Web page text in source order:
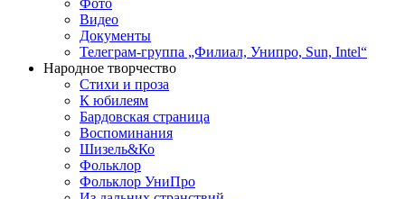
Фото
Видео
Документы
Телеграм-группа „Филиал, Унипро, Sun, Intel“
Народное творчество
Стихи и проза
К юбилеям
Бардовская страница
Воспоминания
Шизель&Ко
Фольклор
Фольклор УниПро